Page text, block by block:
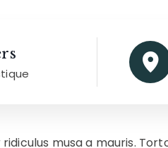
musa a mauris.